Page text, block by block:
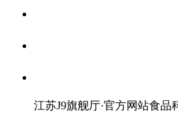
江苏J9旗舰厅·官方网站食